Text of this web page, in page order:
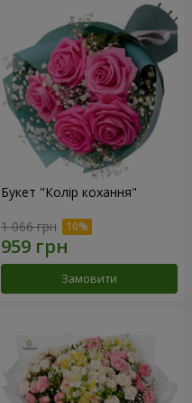
Букет "Колір кохання"
1 066 грн
Замовити